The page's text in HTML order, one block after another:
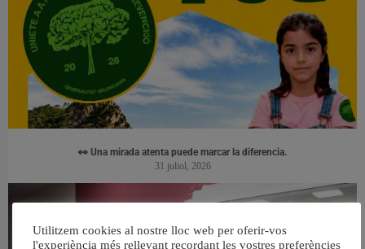
👀 Una mirada atenta puede marcar la diferencia.
31 juliol, 2026
Utilitzem cookies al nostre lloc web per oferir-vos
l'experiència més rellevant recordant les vostres preferències